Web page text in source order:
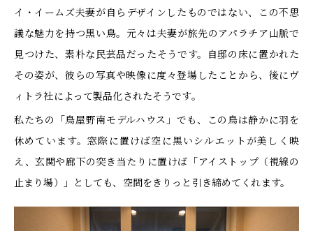
イ・イームズ夫妻が自らデザインしたものではない、この不思
議な魅力を持つ黒い鳥。元々は夫妻が旅先のアパラチア山脈で
見つけた、素朴な民芸品だったそうです。自邸の床に置かれた
その姿が、彼らの写真や映像に度々登場したことから、後にヴ
ィトラ社によって製品化されたそうです。
私たちの「鳥屋野南モデルハウス」でも、この鳥は静かに羽を
休めています。窓際に置けば空に黒いシルエットが美しく映
え、玄関や廊下の突き当たりに置けば「アイストップ（視線の
止まり場）」としても、空間をきりっと引き締めてくれます。